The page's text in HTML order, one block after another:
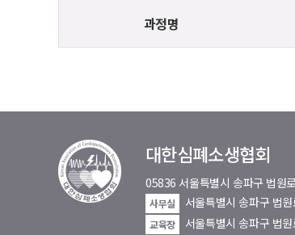
과정명
대한심폐소생협회
05836 서울특별시 송파구 법원
사무실 서울특별시 송파구 법
교육장
서울특별시 송파구 법